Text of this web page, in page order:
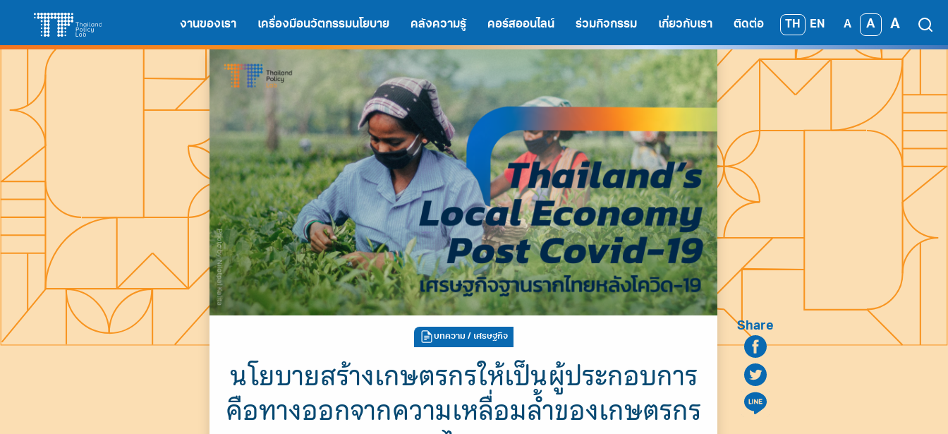
content
งานของเรา เครื่องมือนวัตกรรมนโยบาย คลังความรู้ คอร์สออนไลน์ ร่วมกิจกรรม เกี่ยวกับเรา ติดต่อ TH EN A A A
A A A
Search
บทความ / เศรษฐกิจ
นโยบายสร้างเกษตรกรให้เป็นผู้ประกอบการ
คือทางออกจากความเหลื่อมล้ำของเกษตรกร
Share